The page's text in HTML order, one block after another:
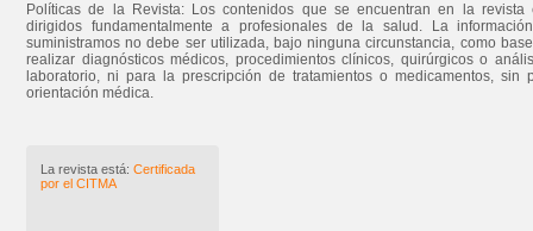
Políticas de la Revista: Los contenidos que se encuentran en la revista
dirigidos fundamentalmente a profesionales de la salud. La
suministramos no debe ser utilizada, bajo ninguna circunstancia, como
realizar diagnósticos médicos, procedimientos clínicos, quirúrgicos o
laboratorio, ni para la prescripción de tratamientos o medicamentos, sin
orientación médica.
La revista está: Certificada
por el CITMA